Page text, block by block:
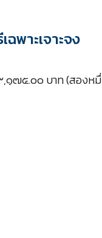
พาะเจาะจง
,๑๗๕.๐๐ บาท (สองห